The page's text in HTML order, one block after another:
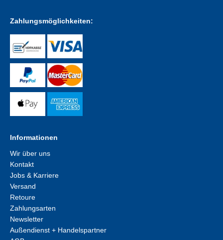
Zahlungsmöglichkeiten:
Informationen
Wir über uns
Kontakt
Jobs & Karriere
Versand
Retoure
Zahlungsarten
Newsletter
Außendienst + Handelspartner